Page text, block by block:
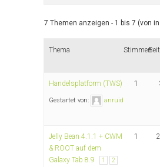
7 Themen anzeigen - 1 bis 7 (von
Thema Stimmen
Handelsplatform (TWS)
Gestartet von: anruid
1
Jelly Bean 4.1.1 + CWM
& ROOT auf dem
Galaxy Tab 8.9
1 2
1